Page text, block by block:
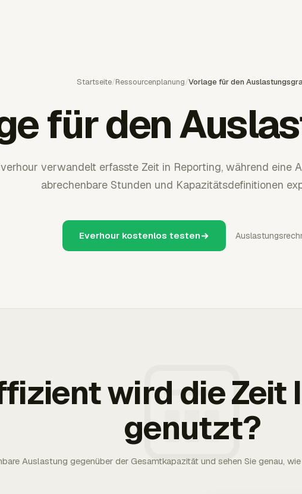
Startseite/Ressourcenplanung/Vorlage für den
für den
verwandelt erfasste Zeit in Reporting, während eine
abrechenbare Stunden und Kapazitätsdefinitionen
Everhour kostenlos testen
wird die Zeit
genutzt?
Auslastung gegenüber der Gesamtkapazität und sehen Sie genau,